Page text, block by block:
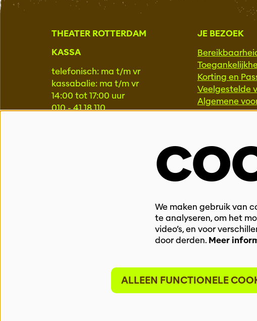
THEATER ROTTERDAM
KASSA
telefonisch: ma t/m vr
kassabalie: ma t/m vr
14:00 tot 17:00 uur
010 - 41 18 110
LOCATIE TR25 SCHOUWBURG
010 – 40 46 888
JE BEZOEK
Korting en
Veelgestelde
Algemene
Pers
Educatie &
Programmeurs
Techniek
We maken gebruik van
te analyseren, om het
video’s, en voor
door derden. Meer
ALLEEN FUNCTIONELE